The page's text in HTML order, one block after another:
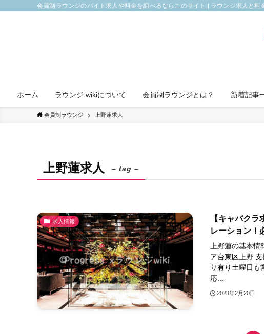
会員制ラウンジのバイト求人や料金を調べるならこのサイト | ラウンジ求人と料
ホーム ラウンジ.wikiについて 会員制ラウンジとは？ 新着記事
会員制ラウンジ 上野蓮求人
上野蓮求人 – tag –
求人情報
【キャバク
レーション！
上野蓮の基本
ア台東区上野
り有り土曜日も
応...
2023年2月20日